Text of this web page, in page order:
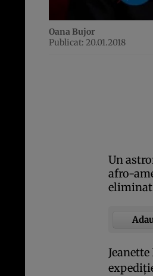
Oana Bujor
Publicat: 20.01.2018
Un
afro-